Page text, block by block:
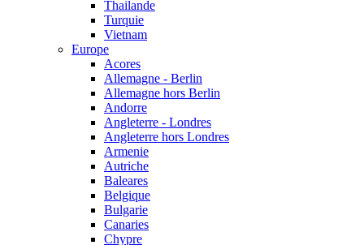
Thailande
Turquie
Vietnam
Europe
Acores
Allemagne - Berlin
Allemagne hors Berlin
Andorre
Angleterre - Londres
Angleterre hors Londres
Armenie
Autriche
Baleares
Belgique
Bulgarie
Canaries
Chypre